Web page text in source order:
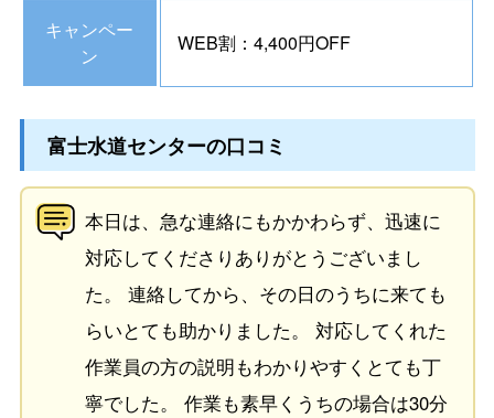
キャンペー
ン
WEB割：4,400円OFF
富士水道センターの口コミ
本日は、急な連絡にもかかわらず、迅速に
対応してくださりありがとうございまし
た。 連絡してから、その日のうちに来ても
らいとても助かりました。 対応してくれた
作業員の方の説明もわかりやすくとても丁
寧でした。 作業も素早くうちの場合は30分